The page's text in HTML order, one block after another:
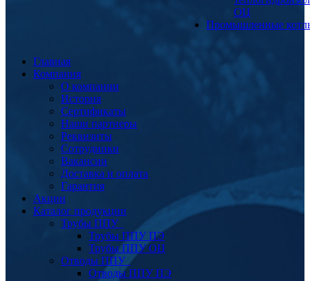
ОЦ
Промышленные
Главная
Компания
О компании
История
Сертификаты
Наши партнеры
Реквизиты
Сотрудники
Вакансии
Доставка и оплата
Гарантия
Акции
Каталог продукции
Трубы ППУ
Трубы ППУ ПЭ
Трубы ППУ ОЦ
Отводы ППУ
Отводы ППУ ПЭ